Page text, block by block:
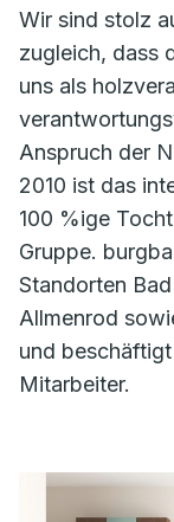
Wir sind stolz
zugleich, dass
uns als
Anspruch der
2010 ist das
100 %ige
Gruppe.
Standorten
Allmenrod
und
Mitarbeiter.